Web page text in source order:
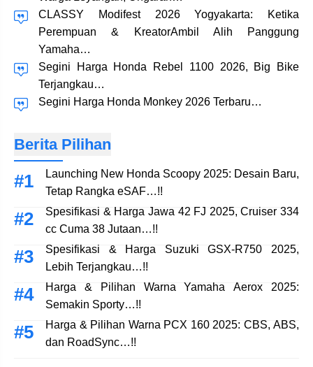
CLASSY Modifest 2026 Yogyakarta: Ketika
Perempuan & KreatorAmbil Alih Panggung
Yamaha…
Segini Harga Honda Rebel 1100 2026, Big Bike
Terjangkau…
Segini Harga Honda Monkey 2026 Terbaru…
Berita Pilihan
Launching New Honda Scoopy 2025: Desain Baru,
Tetap Rangka eSAF…!!
Spesifikasi & Harga Jawa 42 FJ 2025, Cruiser 334
cc Cuma 38 Jutaan…!!
Spesifikasi & Harga Suzuki GSX-R750 2025,
Lebih Terjangkau…!!
Harga & Pilihan Warna Yamaha Aerox 2025:
Semakin Sporty…!!
Harga & Pilihan Warna PCX 160 2025: CBS, ABS,
dan RoadSync…!!